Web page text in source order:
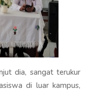
dia, sangat terukur
di luar kampus,